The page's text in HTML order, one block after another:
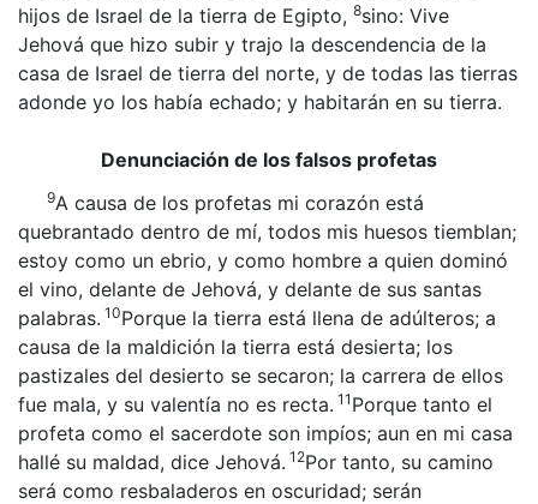
hijos de Israel de la tierra de Egipto, 8sino: Vive
Jehová que hizo subir y trajo la descendencia de la
casa de Israel de tierra del norte, y de todas las tierras
adonde yo los había echado; y habitarán en su tierra.
Denunciación de los falsos profetas
9A causa de los profetas mi corazón está
quebrantado dentro de mí, todos mis huesos tiemblan;
estoy como un ebrio, y como hombre a quien dominó
el vino, delante de Jehová, y delante de sus santas
palabras. 10Porque la tierra está llena de adúlteros; a
causa de la maldición la tierra está desierta; los
pastizales del desierto se secaron; la carrera de ellos
fue mala, y su valentía no es recta. 11 Porque tanto el
profeta como el sacerdote son impíos; aun en mi casa
hallé su maldad, dice Jehová. 12Por tanto, su camino
será como resbaladeros en oscuridad; serán